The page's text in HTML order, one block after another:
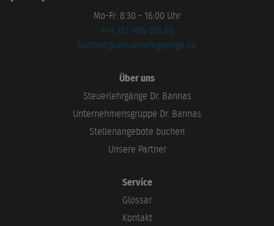
Mo-Fr: 8:30 - 16:00 Uhr
+49 221 986 555 80
kontakt@steuerlehrgaenge.de
Über uns
Steuerlehrgänge Dr. Bannas
Unternehmensgruppe Dr. Bannas
Stellenangebote buchen
Unsere Partner
Service
Glossar
Kontakt